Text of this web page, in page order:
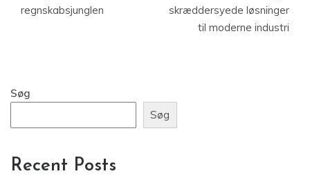
regnskabsjunglen
skræddersyede løsninger
til moderne industri
Søg
Søg
Recent Posts